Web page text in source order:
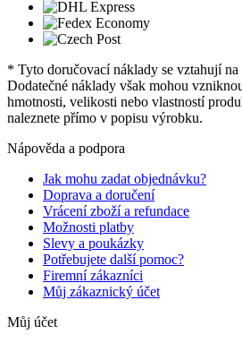
* Tyto doručovací náklady se vztahují na
Dodatečné náklady však mohou
hmotnosti, velikosti nebo vlastností
naleznete přímo v popisu výrobku.
Nápověda a podpora
Jak mohu zadat objednávku?
Doprava a doručení
Vrácení zboží a refundace
Možnosti platby
Slevy a poukázky
Potřebujete další pomoc?
Firemní zákazníci
Můj zákaznický účet
Můj účet